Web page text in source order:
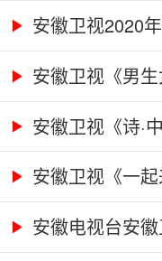
安徽卫视2020
安徽卫视《男
安徽卫视《诗·
安徽卫视《一
安徽电视台安